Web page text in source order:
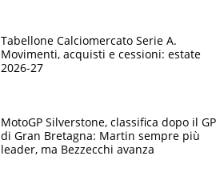
Tabellone Calciomercato Serie A.
Movimenti, acquisti e cessioni: estate
2026-27
MotoGP Silverstone, classifica dopo il GP
di Gran Bretagna: Martin sempre più
leader, ma Bezzecchi avanza